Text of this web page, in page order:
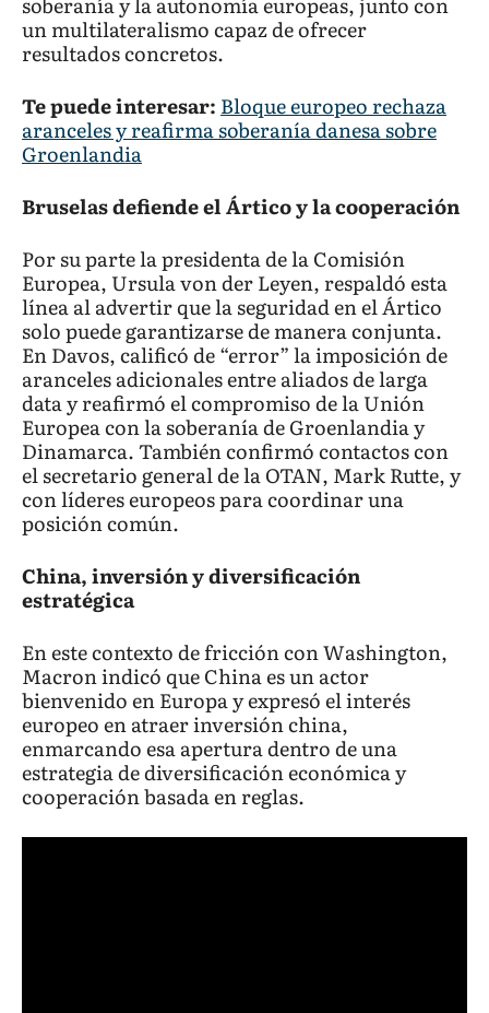
un multilateralismo capaz de ofrecer
resultados concretos.
Te puede interesar: Bloque europeo rechaza
aranceles y reafirma soberanía danesa sobre
Groenlandia
Bruselas defiende el Ártico y la cooperación
Por su parte la presidenta de la Comisión
Europea, Ursula von der Leyen, respaldó esta
línea al advertir que la seguridad en el Ártico
solo puede garantizarse de manera conjunta.
En Davos, calificó de “error” la imposición de
aranceles adicionales entre aliados de larga
data y reafirmó el compromiso de la Unión
Europea con la soberanía de Groenlandia y
Dinamarca. También confirmó contactos con
el secretario general de la OTAN, Mark Rutte, y
con líderes europeos para coordinar una
posición común.
China, inversión y diversificación
estratégica
En este contexto de fricción con Washington,
Macron indicó que China es un actor
bienvenido en Europa y expresó el interés
europeo en atraer inversión china,
enmarcando esa apertura dentro de una
estrategia de diversificación económica y
cooperación basada en reglas.